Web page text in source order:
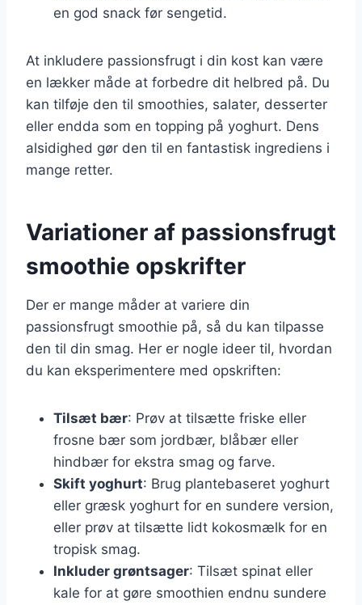
en god snack før sengetid.
At inkludere passionsfrugt i din kost kan være
en lækker måde at forbedre dit helbred på. Du
kan tilføje den til smoothies, salater, desserter
eller endda som en topping på yoghurt. Dens
alsidighed gør den til en fantastisk ingrediens i
mange retter.
Variationer af passionsfrugt
smoothie opskrifter
Der er mange måder at variere din
passionsfrugt smoothie på, så du kan tilpasse
den til din smag. Her er nogle ideer til, hvordan
du kan eksperimentere med opskriften:
Tilsæt bær: Prøv at tilsætte friske eller
frosne bær som jordbær, blåbær eller
hindbær for ekstra smag og farve.
Skift yoghurt: Brug plantebaseret yoghurt
eller græsk yoghurt for en sundere version,
eller prøv at tilsætte lidt kokosmælk for en
tropisk smag.
Inkluder grøntsager: Tilsæt spinat eller
kale for at gøre smoothien endnu sundere